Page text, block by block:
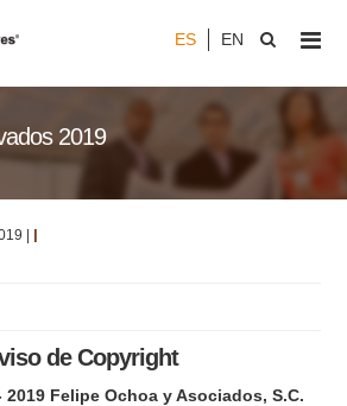
ES EN
2019
|
de Copyright
Felipe Ochoa y Asociados, S.C.